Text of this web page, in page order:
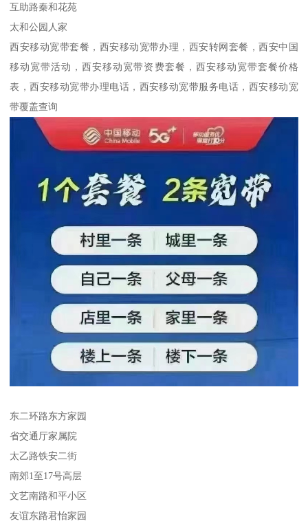
互助路秦和花苑
太和公园人家
西安移动宽带套餐，西安移动宽带办理，西安转网套餐，西安中国
移动宽带活动，西安移动宽带资费套餐，西安移动宽带套餐价格
表，西安移动宽带办理电话，西安移动宽带服务电话，西安移动宽
带覆盖查询
东二环路东方家园
省交通厅家属院
太乙路铁安二街
南郊1至17号高层
文艺南路和平小区
友谊东路君怡家园